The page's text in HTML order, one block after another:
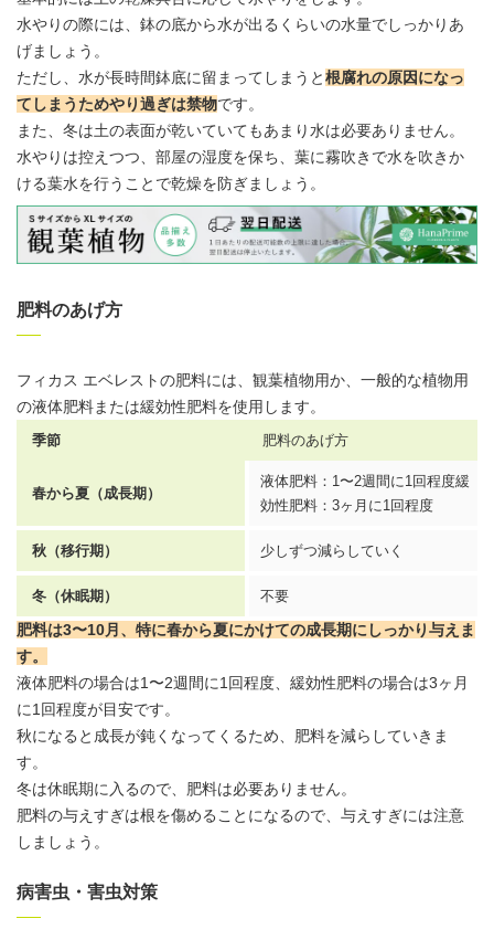
水やりの際には、鉢の底から水が出るくらいの水量でしっかりあ
げましょう。
ただし、水が長時間鉢底に留まってしまうと根腐れの原因になっ
てしまうためやり過ぎは禁物です。
また、冬は土の表面が乾いていてもあまり水は必要ありません。
水やりは控えつつ、部屋の湿度を保ち、葉に霧吹きで水を吹きか
ける葉水を行うことで乾燥を防ぎましょう。
肥料のあげ方
フィカス エベレストの肥料には、観葉植物用か、一般的な植物用
の液体肥料または緩効性肥料を使用します。
季節 肥料のあげ方
春から夏（成長期）
液体肥料：1〜2週間に1回程度緩
効性肥料：3ヶ月に1回程度
秋（移行期） 少しずつ減らしていく
冬（休眠期） 不要
肥料は3〜10月、特に春から夏にかけての成長期にしっかり与えま
す。
液体肥料の場合は1〜2週間に1回程度、緩効性肥料の場合は3ヶ月
に1回程度が目安です。
秋になると成長が鈍くなってくるため、肥料を減らしていきま
す。
冬は休眠期に入るので、肥料は必要ありません。
肥料の与えすぎは根を傷めることになるので、与えすぎには注意
しましょう。
病害虫・害虫対策